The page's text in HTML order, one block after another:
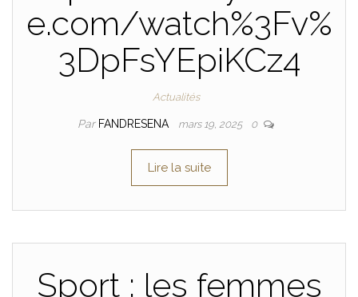
e.com/watch%3Fv%
3DpFsYEpiKCz4
Actualités
Par FANDRESENA mars 19, 2025 0
Lire la suite
Sport : les femmes